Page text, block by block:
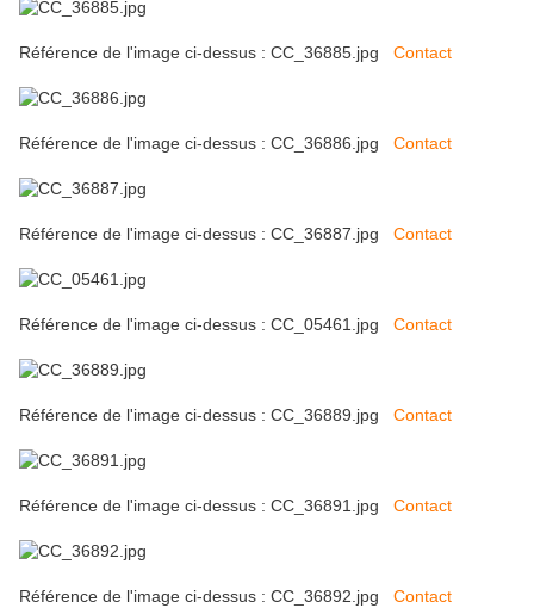
Référence de l'image ci-dessus : CC_36885.jpg Contact
Référence de l'image ci-dessus : CC_36886.jpg Contact
Référence de l'image ci-dessus : CC_36887.jpg Contact
Référence de l'image ci-dessus : CC_05461.jpg Contact
Référence de l'image ci-dessus : CC_36889.jpg Contact
Référence de l'image ci-dessus : CC_36891.jpg Contact
Référence de l'image ci-dessus : CC_36892.jpg Contact